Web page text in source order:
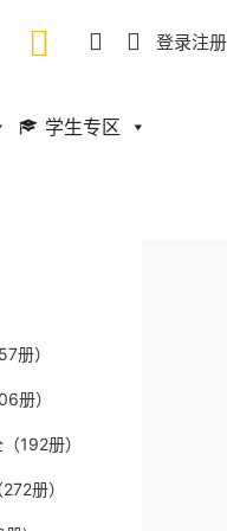
登录注册
学生专区
册）
册）
192册）
册）